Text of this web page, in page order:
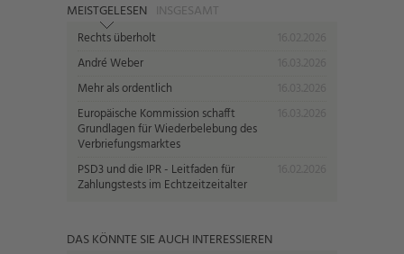
MEISTGELESEN INSGESAMT
Rechts überholt
André Weber
Mehr als ordentlich
Europäische Kommission schafft
Grundlagen für Wiederbelebung des
Verbriefungsmarktes
PSD3 und die IPR - Leitfaden für
Zahlungstests im Echtzeitzeitalter
DAS KÖNNTE SIE AUCH INTERESSIEREN